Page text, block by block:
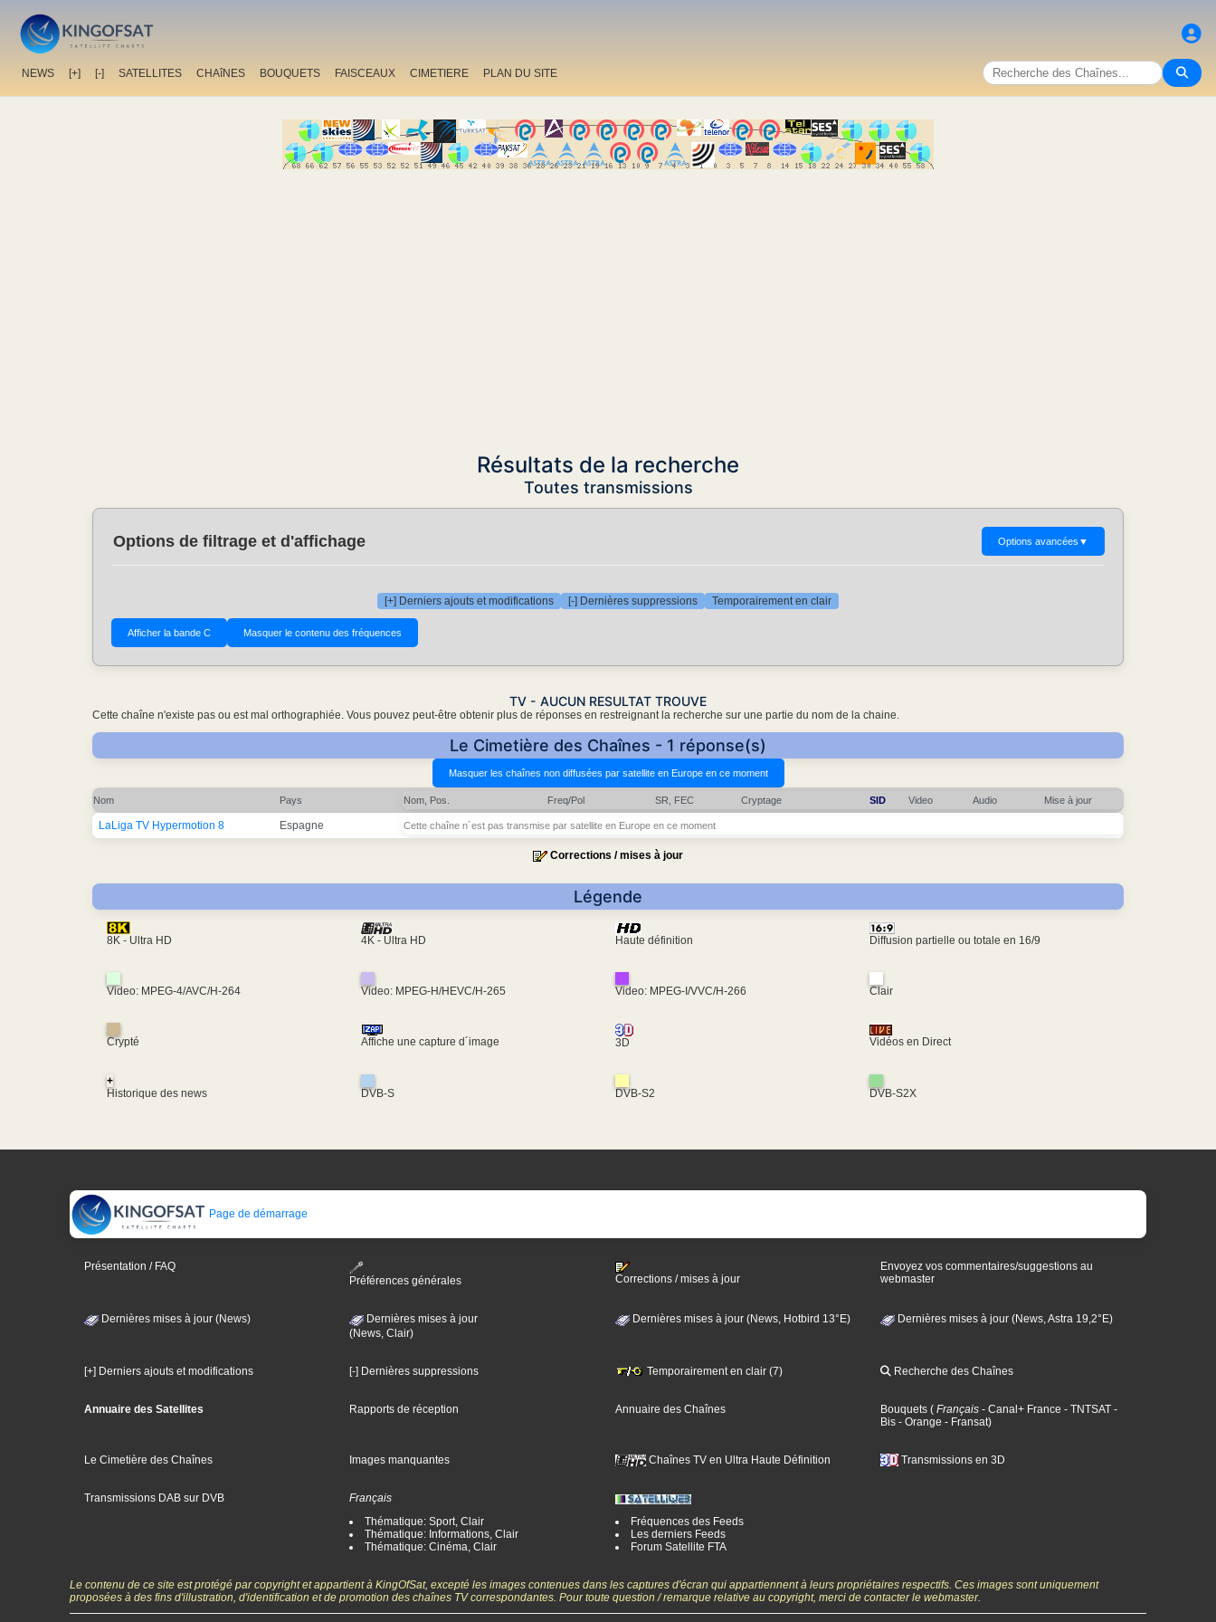
NEWS [+] [-] SATELLITES CHAîNES BOUQUETS FAISCEAUX CIMETIERE PLAN DU SITE
Résultats de la recherche
Toutes transmissions
Options de filtrage et d'affichage Options avancées ▼
[+] Derniers ajouts et modifications [-] Dernières suppressions Temporairement en clair
TV - AUCUN RESULTAT TROUVE
Cette chaîne n'existe pas ou est mal orthographiée. Vous pouvez peut-être obtenir plus de réponses en restreignant la recherche sur une partie du nom de la chaine.
Le Cimetière des Chaînes - 1 réponse(s)
Nom Pays Nom, Pos. Freq/Pol SR, FEC Cryptage SID Video Audio Mise à jour
LaLiga TV Hypermotion 8 Espagne Cette chaîne n´est pas transmise par satellite en Europe en ce moment
Corrections / mises à jour
Légende
8K - Ultra HD 4K - Ultra HD Haute définition Diffusion partielle ou totale en 16/9
Video: MPEG-4/AVC/H-264 Video: MPEG-H/HEVC/H-265 Video: MPEG-I/VVC/H-266 Clair
Crypté Affiche une capture d´image 3D Vidéos en Direct
+
Historique des news
DVB-S DVB-S2 DVB-S2X
Page de démarrage
Présentation / FAQ
Préférences générales
Corrections / mises à jour
Envoyez vos commentaires/suggestions au
webmaster
Dernières mises à jour (News)
Dernières mises à jour
(News, Clair)
Dernières mises à jour (News, Hotbird 13°E) Dernières mises à jour (News, Astra 19,2°E)
[+] Derniers ajouts et modifications [-] Dernières suppressions Temporairement en clair (7) Recherche des Chaînes
Annuaire des Satellites Rapports de réception Annuaire des Chaînes Bouquets ( Français - Canal+ France - TNTSAT -
Bis - Orange - Fransat)
Le Cimetière des Chaînes Images manquantes Chaînes TV en Ultra Haute Définition Transmissions en 3D
Transmissions DAB sur DVB
Français
Thématique: Sport, Clair
Thématique: Informations, Clair
Thématique: Cinéma, Clair
Fréquences des Feeds
Les derniers Feeds
Forum Satellite FTA
Le contenu de ce site est protégé par copyright et appartient à KingOfSat, excepté les images contenues dans les captures d'écran qui appartiennent à leurs propriétaires respectifs. Ces images sont uniquement
proposées à des fins d'illustration, d'identification et de promotion des chaînes TV correspondantes. Pour toute question / remarque relative au copyright, merci de contacter le webmaster.